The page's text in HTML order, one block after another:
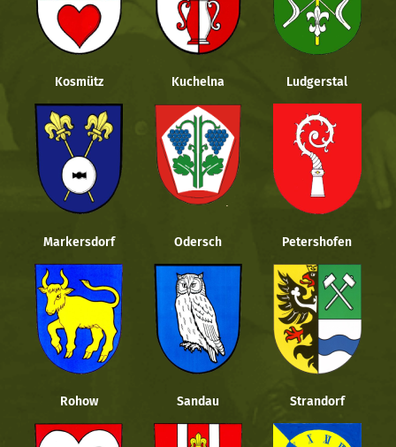
Kosmütz Kuchelna Ludgerstal
Markersdorf Odersch Petershofen
Rohow Sandau Strandorf